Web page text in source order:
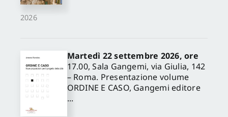
2026
Martedì 22 settembre 2026, ore
17.00, Sala Gangemi, via Giulia, 142
– Roma. Presentazione volume
ORDINE E CASO, Gangemi editore
...